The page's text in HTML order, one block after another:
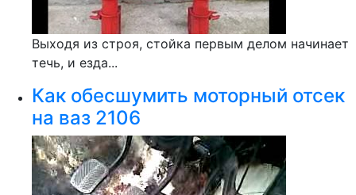
Выходя из строя, стойка первым делом начинает
течь, и езда...
Как обесшумить моторный отсек
на ваз 2106